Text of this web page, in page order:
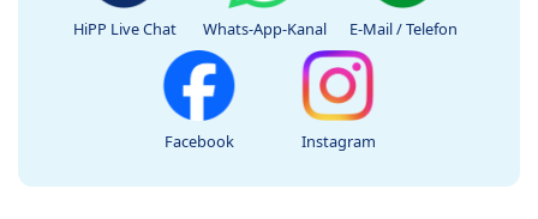
HiPP Live Chat Whats-App-Kanal E-Mail / Telefon
Facebook Instagram